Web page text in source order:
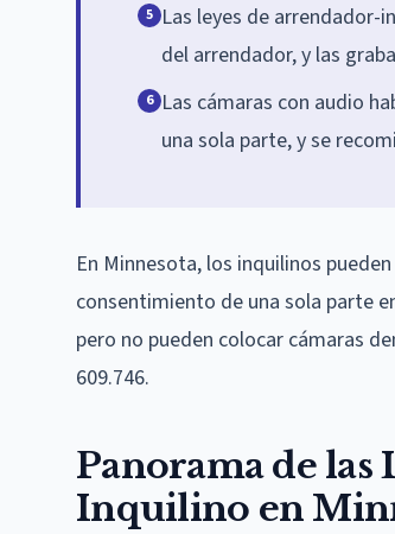
5 Las leyes de arrendador-
del arrendador, y las
6 Las cámaras con audio
una sola parte, y se
En Minnesota, los inquilinos
consentimiento de una sola parte
pero no pueden colocar cámaras
609.746.
Panorama de las
Inquilino en